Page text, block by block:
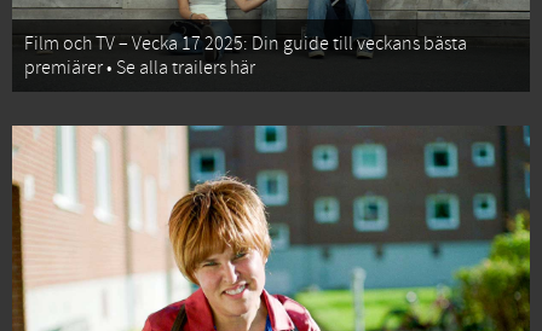
Film och TV – Vecka 17 2025: Din guide till veckans bästa
premiärer • Se alla trailers här